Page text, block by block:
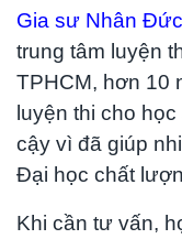
Gia sư Nhân Đức
trung tâm luyện
TPHCM, hơn 10
luyện thi cho
cậy vì đã giúp
Đại học chất
Khi cần tư vấn,